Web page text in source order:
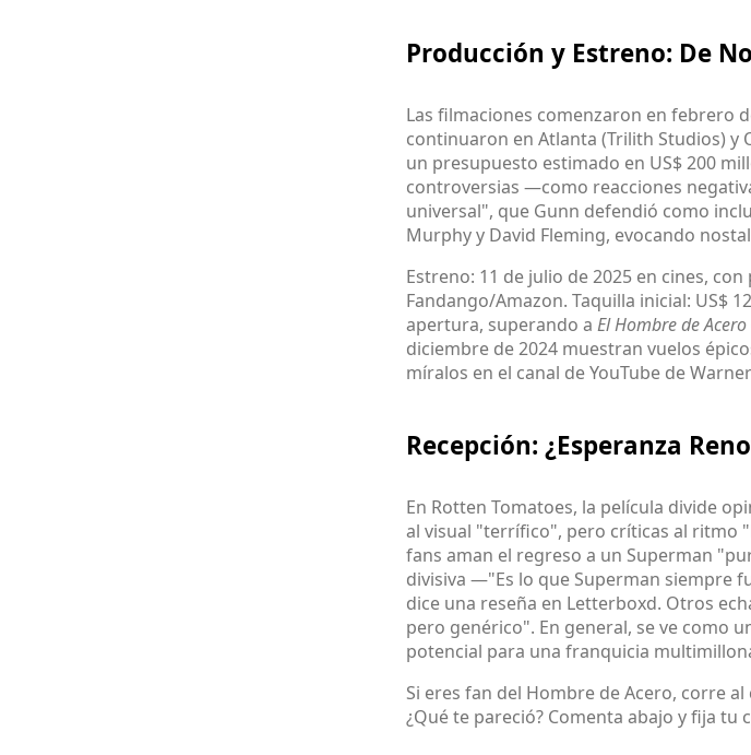
Producción y Estreno: De
Las filmaciones comenzaron en febrero
continuaron en Atlanta (Trilith Studios) y
un presupuesto estimado en US$ 200
controversias —como reacciones
universal", que Gunn defendió como
Murphy y David Fleming, evocando
Estreno: 11 de julio de 2025 en cines,
Fandango/Amazon. Taquilla inicial: US$
apertura, superando a El Hombre de Acero
diciembre de 2024 muestran vuelos
míralos en el canal de YouTube de
Recepción: ¿Esperanza
En Rotten Tomatoes, la película divide
al visual "terrífico", pero críticas al ritmo
fans aman el regreso a un Superman
divisiva —"Es lo que Superman siempre
dice una reseña en Letterboxd. Otros
pero genérico". En general, se ve como
potencial para una franquicia
Si eres fan del Hombre de Acero, corre
¿Qué te pareció? Comenta abajo y fija tu